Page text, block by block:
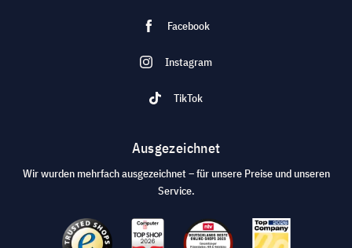
Facebook
Instagram
TikTok
Ausgezeichnet
Wir wurden mehrfach ausgezeichnet – für unsere Preise und unseren
Service.